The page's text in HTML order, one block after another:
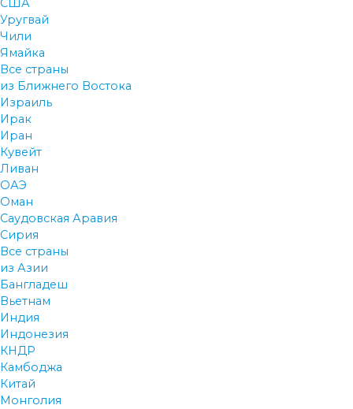
США
Уругвай
Чили
Ямайка
Все страны
из Ближнего Востока
Израиль
Ирак
Иран
Кувейт
Ливан
ОАЭ
Оман
Саудовская Аравия
Сирия
Все страны
из Азии
Бангладеш
Вьетнам
Индия
Индонезия
КНДР
Камбоджа
Китай
Монголия